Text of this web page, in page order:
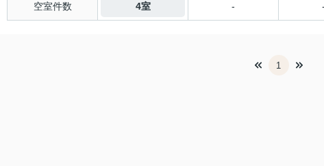
空室件数 4室 - -
1